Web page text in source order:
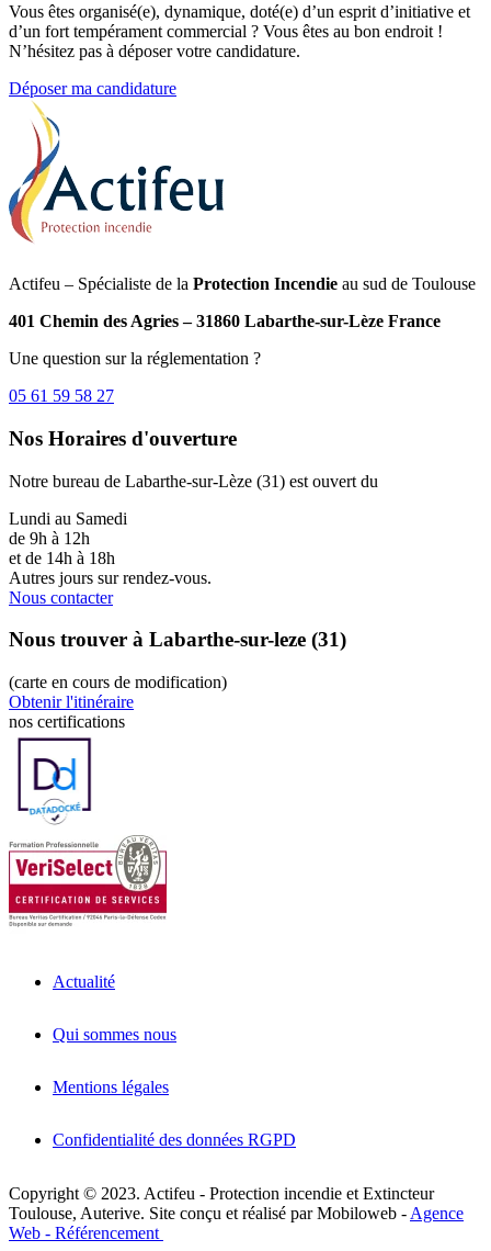
Vous êtes organisé(e), dynamique, doté(e) d’un esprit d’initiative et
d’un fort tempérament commercial ? Vous êtes au bon endroit !
N’hésitez pas à déposer votre candidature.
Déposer ma candidature
Actifeu – Spécialiste de la Protection Incendie au sud de Toulouse
401 Chemin des Agries – 31860 Labarthe-sur-Lèze France
Une question sur la réglementation ?
05 61 59 58 27
Nos Horaires d'ouverture
Notre bureau de Labarthe-sur-Lèze (31) est ouvert du
Lundi au Samedi
de 9h à 12h
et de 14h à 18h
Autres jours sur rendez-vous.
Nous contacter
Nous trouver à Labarthe-sur-leze (31)
(carte en cours de modification)
Obtenir l'itinéraire
nos certifications
Actualité
Qui sommes nous
Mentions légales
Confidentialité des données RGPD
Copyright © 2023. Actifeu - Protection incendie et Extincteur
Toulouse, Auterive. Site conçu et réalisé par Mobiloweb - Agence
Web - Référencement